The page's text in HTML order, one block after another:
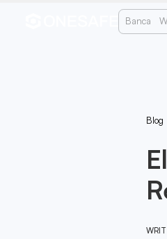
Banca
Blog